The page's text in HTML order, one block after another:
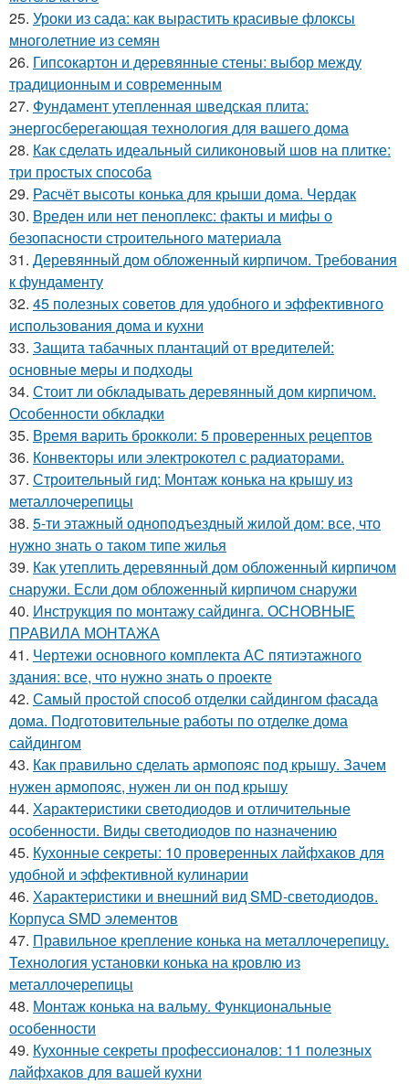
25. Уроки из сада: как вырастить красивые флоксы
многолетние из семян
26. Гипсокартон и деревянные стены: выбор между
традиционным и современным
27. Фундамент утепленная шведская плита:
энергосберегающая технология для вашего дома
28. Как сделать идеальный силиконовый шов на плитке:
три простых способа
29. Расчёт высоты конька для крыши дома. Чердак
30. Вреден или нет пеноплекс: факты и мифы о
безопасности строительного материала
31. Деревянный дом обложенный кирпичом. Требования
к фундаменту
32. 45 полезных советов для удобного и эффективного
использования дома и кухни
33. Защита табачных плантаций от вредителей:
основные меры и подходы
34. Стоит ли обкладывать деревянный дом кирпичом.
Особенности обкладки
35. Время варить брокколи: 5 проверенных рецептов
36. Конвекторы или электрокотел с радиаторами.
37. Строительный гид: Монтаж конька на крышу из
металлочерепицы
38. 5-ти этажный одноподъездный жилой дом: все, что
нужно знать о таком типе жилья
39. Как утеплить деревянный дом обложенный кирпичом
снаружи. Если дом обложенный кирпичом снаружи
40. Инструкция по монтажу сайдинга. ОСНОВНЫЕ
ПРАВИЛА МОНТАЖА
41. Чертежи основного комплекта АС пятиэтажного
здания: все, что нужно знать о проекте
42. Самый простой способ отделки сайдингом фасада
дома. Подготовительные работы по отделке дома
сайдингом
43. Как правильно сделать армопояс под крышу. Зачем
нужен армопояс, нужен ли он под крышу
44. Характеристики светодиодов и отличительные
особенности. Виды светодиодов по назначению
45. Кухонные секреты: 10 проверенных лайфхаков для
удобной и эффективной кулинарии
46. Характеристики и внешний вид SMD-светодиодов.
Корпуса SMD элементов
47. Правильное крепление конька на металлочерепицу.
Технология установки конька на кровлю из
металлочерепицы
48. Монтаж конька на вальму. Функциональные
особенности
49. Кухонные секреты профессионалов: 11 полезных
лайфхаков для вашей кухни